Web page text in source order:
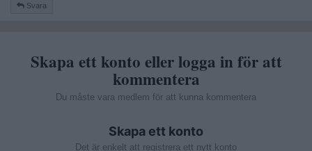
Svara
Skapa ett konto eller logga in för att
kommentera
Du måste vara medlem för att kunna kommentera
Skapa ett konto
Det är enkelt att registrera ett nytt konto